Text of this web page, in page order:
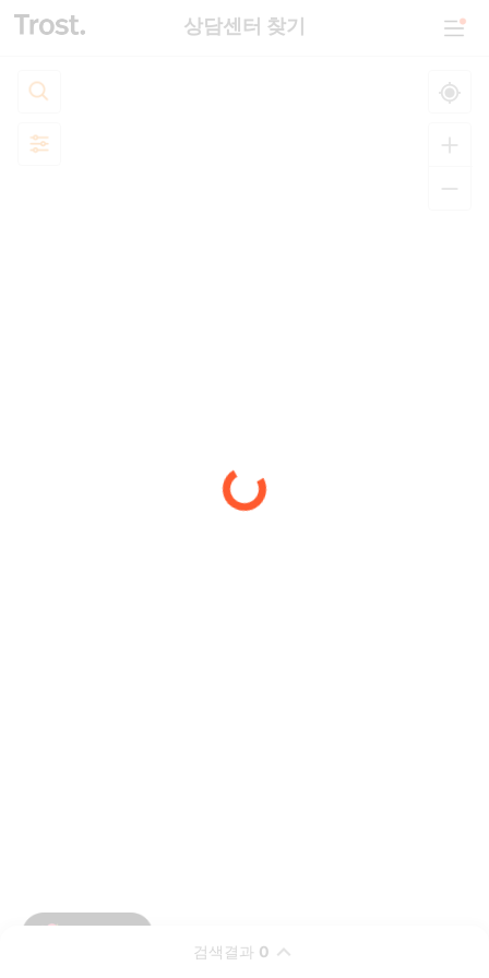
상담센터 찾기
검색결과 0